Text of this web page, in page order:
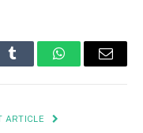
Tumblr WhatsAppEmail
ARTICLE